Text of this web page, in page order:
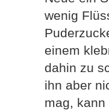
wenig
einem
dahin zu
ihn aber
mag,